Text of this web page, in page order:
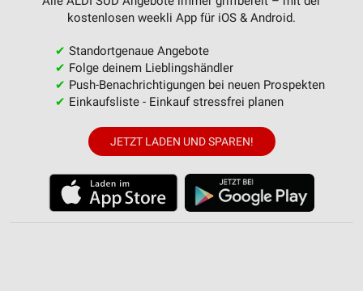
kostenlosen weekli App für iOS & Android.
✔ Standortgenaue Angebote
✔ Folge deinem Lieblingshändler
✔ Push-Benachrichtigungen bei neuen Prospekten
✔ Einkaufsliste - Einkauf stressfrei planen
JETZT LADEN UND SPAREN!